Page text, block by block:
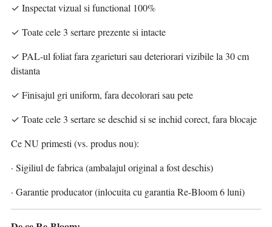
✓ Inspectat vizual si functional 100%
✓ Toate cele 3 sertare prezente si intacte
✓ PAL-ul foliat fara zgarieturi sau deteriorari vizibile la 30 cm
distanta
✓ Finisajul gri uniform, fara decolorari sau pete
✓ Toate cele 3 sertare se deschid si se inchid corect, fara blocaje
Ce NU primesti (vs. produs nou):
· Sigiliul de fabrica (ambalajul original a fost deschis)
· Garantie producator (inlocuita cu garantia Re-Bloom 6 luni)